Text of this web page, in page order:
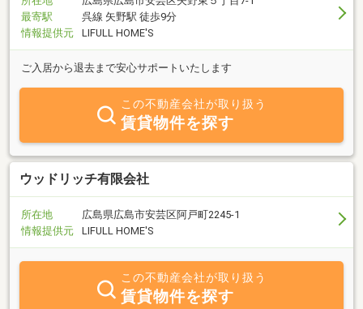
最寄駅
呉線 矢野駅 徒歩9分
情報提供元
LIFULL HOME'S
ご入居から退去まで安心サポートいたします
この不動産会社が取り扱う
賃貸物件を探す
ウッドリッチ有限会社
所在地
広島県広島市安芸区阿戸町2245-1
情報提供元
LIFULL HOME'S
この不動産会社が取り扱う
賃貸物件を探す